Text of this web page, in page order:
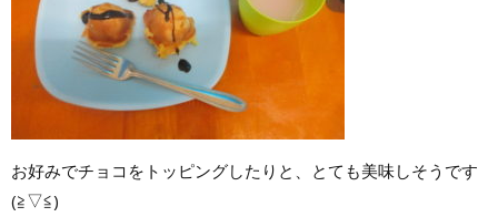
お好みでチョコをトッピングしたりと、とても美味しそうです
(≧▽≦)